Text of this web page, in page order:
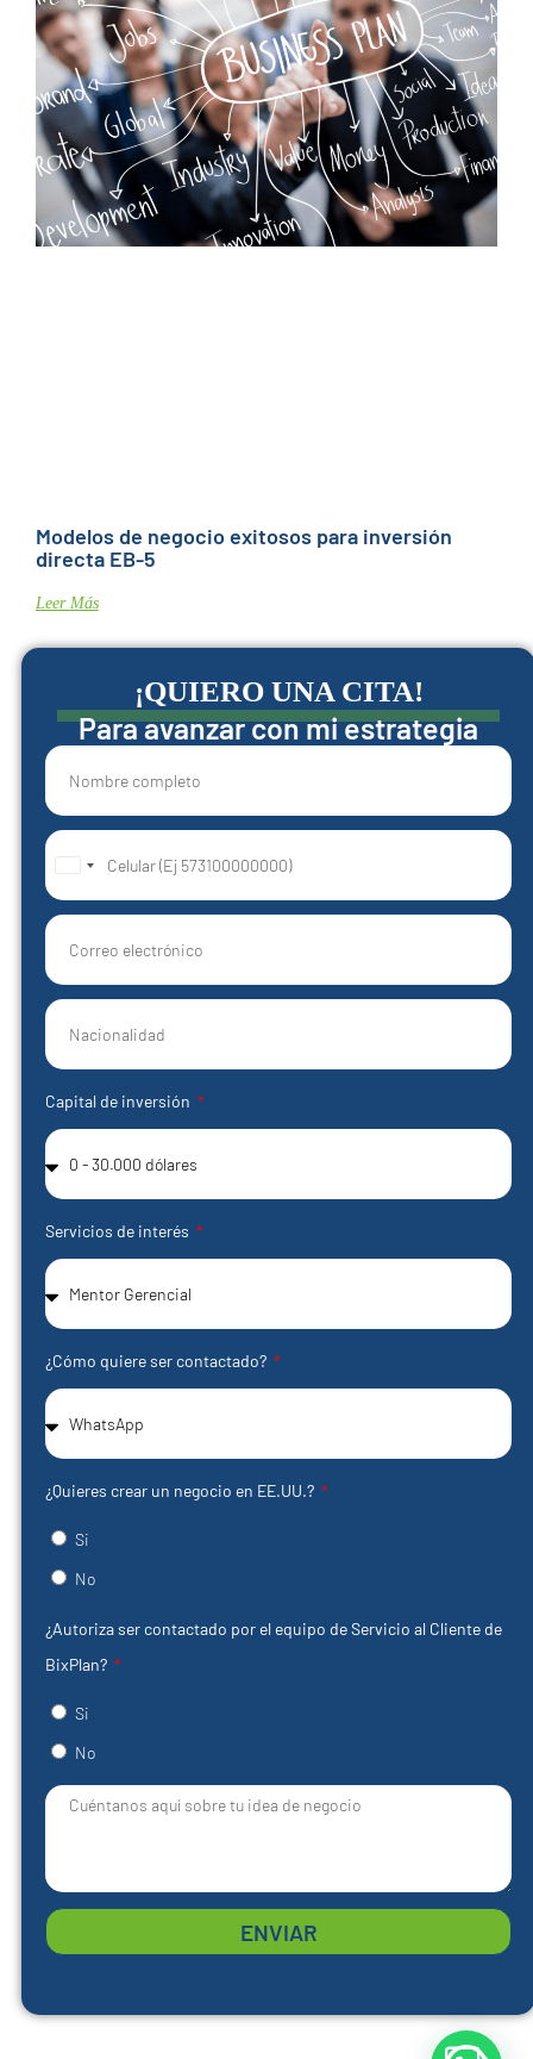
Modelos de negocio exitosos para inversión
directa EB-5
Leer Más
¡QUIERO UNA CITA!
Para avanzar con mi estrategia
United
States
+1
Capital de inversión
Servicios de interés
¿Cómo quiere ser contactado?
¿Quieres crear un negocio en EE.UU.?
Si
No
¿Autoriza ser contactado por el equipo de Servicio al Cliente de
BixPlan?
Si
No
ENVIAR